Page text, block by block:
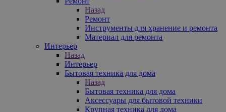
Назад
Ремонт
Инструменты для хранение и ремонта
Материал для ремонта
Интерьер
Назад
Интерьер
Бытовая техника для дома
Назад
Бытовая техника для дома
Аксессуары для бытовой техники
Крупная техника для дома